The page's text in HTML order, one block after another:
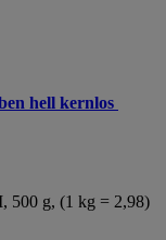
hell kernlos
500 g, (1 kg = 2,98)